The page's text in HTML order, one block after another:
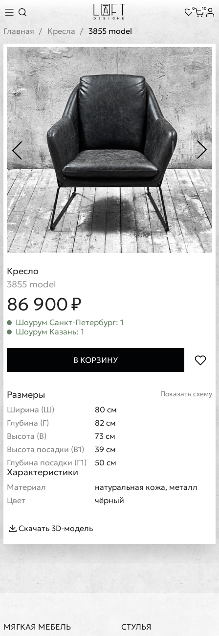
0 10
Главная Кресла 3855 model
Кресло
3855 model
86 900 ₽
Шоурум Санкт-Петербург: 1
Шоурум Казань: 1
В КОРЗИНУ
Показать схему
Размеры
Ширина (Ш)
80 см
Глубина (Г)
82 см
Высота (В)
73 см
Высота посадки (В1)
39 см
Глубина посадки (Г1)
50 см
Характеристики
Материал
натуральная кожа, металл
Цвет
чёрный
Скачать 3D-модель
МЯГКАЯ МЕБЕЛЬ
СТУЛЬЯ